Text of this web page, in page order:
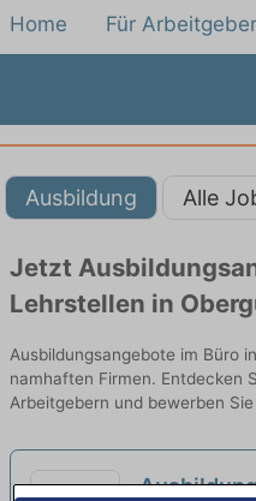
Home Für Arbeitgeber
Ausbildung Alle
Jetzt
Lehrstellen in
Ausbildungsangebote im Büro
namhaften Firmen. Entdecken
Arbeitgebern und bewerben